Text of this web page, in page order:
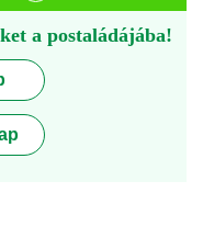
a postaládájába!